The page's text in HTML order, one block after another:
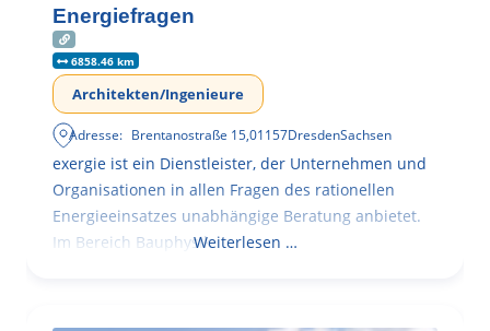
Energiefragen
6858.46 km
Architekten/Ingenieure
Adresse: Brentanostraße 15,01157DresdenSachsen
exergie ist ein Dienstleister, der Unternehmen und
Organisationen in allen Fragen des rationellen
Energieeinsatzes unabhängige Beratung anbietet.
Im Bereich BauphysikWeiterlesen …